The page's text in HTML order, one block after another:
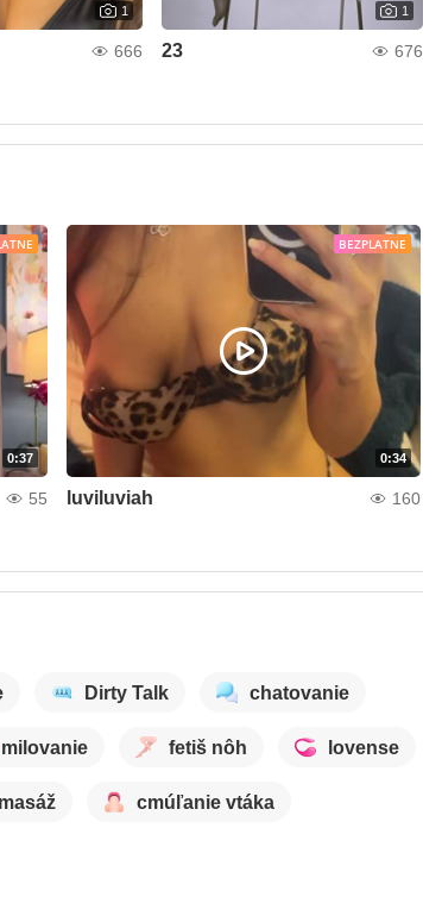
1
666
1
23 676
0:37
55
BEZPLATNE
0:34
luviluviah 160
Dirty Talk chatovanie
milovanie fetiš nôh lovense
masáž cmúľanie vtáka